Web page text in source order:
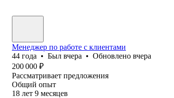
Менеджер по работе с клиентами
44 года • Был вчера • Обновлено вчера
200 000 ₽
Рассматривает предложения
Общий опыт
18 лет 9 месяцев